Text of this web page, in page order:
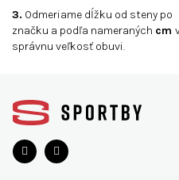
3. Odmeriame dĺžku od steny po
značku a podľa nameraných cm
správnu veľkosť obuvi.